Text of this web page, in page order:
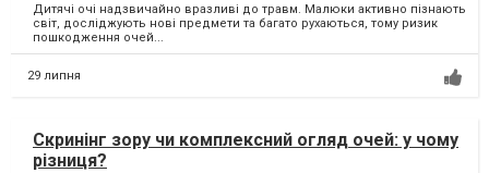
Дитячі очі надзвичайно вразливі до травм. Малюки активно пізнають
світ, досліджують нові предмети та багато рухаються, тому ризик
пошкодження очей...
29 липня
Скринінг зору чи комплексний огляд очей: у чому
різниця?